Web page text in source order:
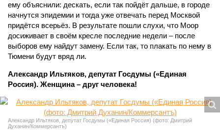
ему объяснили: дескать, если так пойдёт дальше, в городе
начнутся эпидемии и тогда уже отвечать перед Москвой
придётся всерьёз. В результате пошли слухи, что Моор
досиживает в своём кресле последние недели – после
выборов ему найдут замену. Если так, то плакать по нему в
Тюмени будут вряд ли.
Александр Ильтяков, депутат Госдумы («Единая
Россия). Женщина – друг человека!
Александр Ильтяков, депутат Госдумы («Единая Россия) (фото: Дмитрий
Духанин/Коммерсантъ)